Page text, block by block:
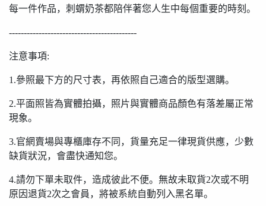
每一件作品，刺蝟奶茶都陪伴著您人生中每個重要的時刻。
-------------------------------------------
注意事項:
1.參照最下方的尺寸表，再依照自己適合的版型選購。
2.平面照皆為實體拍攝，照片與實體商品顏色有落差屬正常
現象。
3.官網賣場與專櫃庫存不同，貨量充足一律現貨供應，少數
缺貨狀況，會盡快通知您。
4.請勿下單未取件，造成彼此不便。無故未取貨2次或不明
原因退貨2次之會員，將被系統自動列入黑名單。